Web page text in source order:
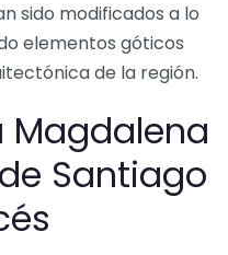
sido modificados a lo
elementos góticos
de la región.
Magdalena
Santiago